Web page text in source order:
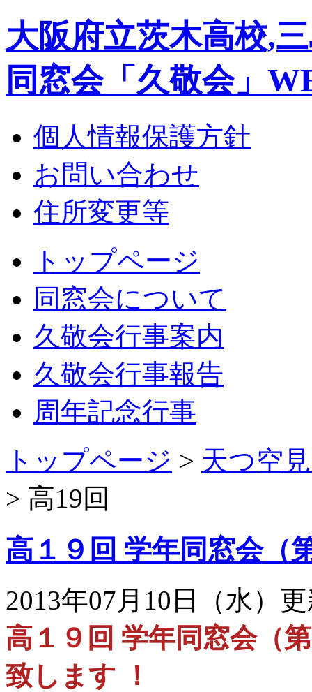
大阪府立茨木高校,
同窓会「久敬会」
個人情報保護方針
お問い合わせ
住所変更等
トップページ
同窓会について
久敬会行事案内
久敬会行事報告
周年記念行事
トップページ > 天つ空
> 高19回
高１９回 学年同窓会（
2013年07月10日（水）
高１９回 学年同窓会（
致します ！